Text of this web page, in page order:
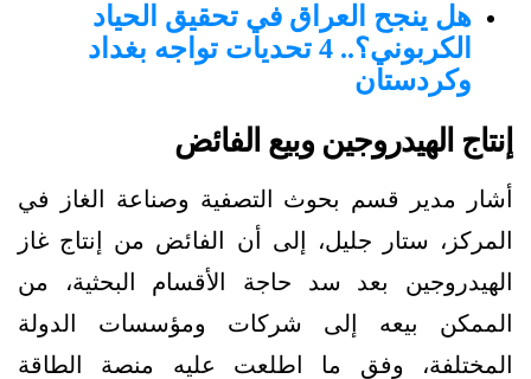
هل ينجح العراق في تحقيق الحياد
الكربوني؟.. 4 تحديات تواجه بغداد
وكردستان
إنتاج الهيدروجين وبيع الفائض
أشار مدير قسم بحوث التصفية وصناعة الغاز في
المركز، ستار جليل، إلى أن الفائض من إنتاج غاز
الهيدروجين بعد سد حاجة الأقسام البحثية، من
الممكن بيعه إلى شركات ومؤسسات الدولة
المختلفة، وفق ما اطلعت عليه منصة الطاقة